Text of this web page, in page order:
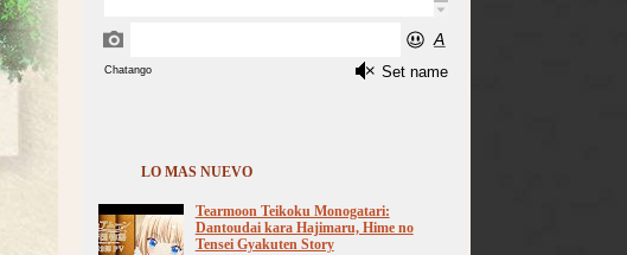
LO MAS NUEVO
Tearmoon Teikoku Monogatari:
Dantoudai kara Hajimaru, Hime no
Tensei Gyakuten Story